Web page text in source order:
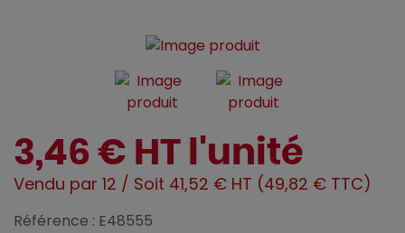
3,46 € HT l'unité
Vendu par 12 / Soit 41,52 € HT (49,82 € TTC)
Référence : E48555